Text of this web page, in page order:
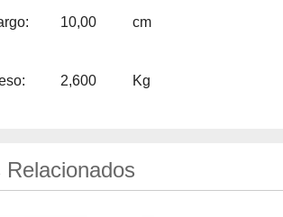
10,00 cm
2,600 Kg
Relacionados